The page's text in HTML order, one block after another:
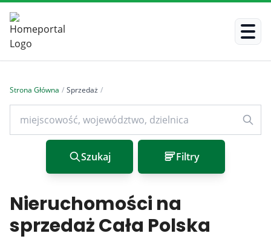
Strona Główna / Sprzedaż /
Szukaj Filtry
Nieruchomości na
sprzedaż Cała Polska